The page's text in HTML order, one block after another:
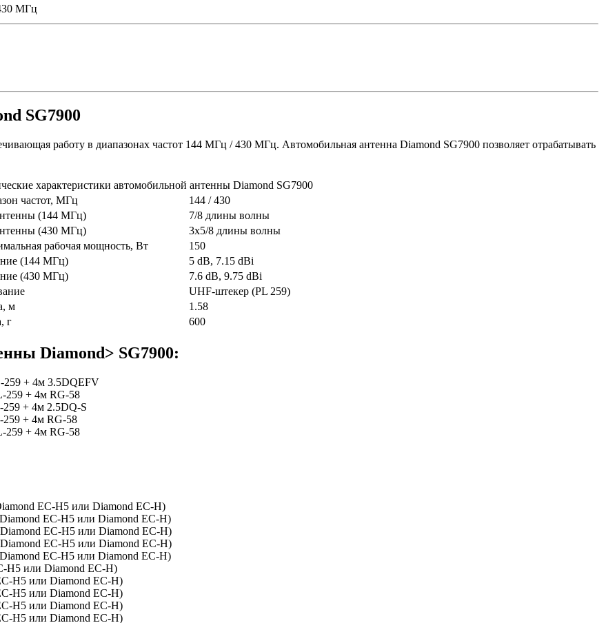
MГц
SG7900
работу в диапазонах частот 144 МГц / 430 MГц. Автомобильная антенна Diamond SG7900 позволяет отрабатывать
характеристики автомобильной антенны Diamond SG7900
частот, МГц
144 / 430
(144 МГц)
7/8 длины волны
(430 МГц)
3x5/8 длины волны
рабочая мощность, Вт
150
(144 MГц)
5 dB, 7.15 dBi
(430 MГц)
7.6 dB, 9.75 dBi
UHF-штекер (PL 259)
м
1.58
г
600
Diamond> SG7900:
259 + 4м 3.5DQEFV
259 + 4м RG-58
+ 4м 2.5DQ-S
259 + 4м RG-58
259 + 4м RG-58
EC-H5 или Diamond EC-H)
EC-H5 или Diamond EC-H)
EC-H5 или Diamond EC-H)
EC-H5 или Diamond EC-H)
EC-H5 или Diamond EC-H)
H5 или Diamond EC-H)
H5 или Diamond EC-H)
H5 или Diamond EC-H)
H5 или Diamond EC-H)
H5 или Diamond EC-H)